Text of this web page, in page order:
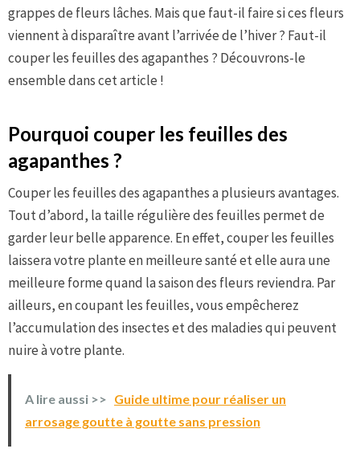
grappes de fleurs lâches. Mais que faut-il faire si ces fleurs
viennent à disparaître avant l’arrivée de l’hiver ? Faut-il
couper les feuilles des agapanthes ? Découvrons-le
ensemble dans cet article !
Pourquoi couper les feuilles des
agapanthes ?
Couper les feuilles des agapanthes a plusieurs avantages.
Tout d’abord, la taille régulière des feuilles permet de
garder leur belle apparence. En effet, couper les feuilles
laissera votre plante en meilleure santé et elle aura une
meilleure forme quand la saison des fleurs reviendra. Par
ailleurs, en coupant les feuilles, vous empêcherez
l’accumulation des insectes et des maladies qui peuvent
nuire à votre plante.
A lire aussi >> Guide ultime pour réaliser un
arrosage goutte à goutte sans pression